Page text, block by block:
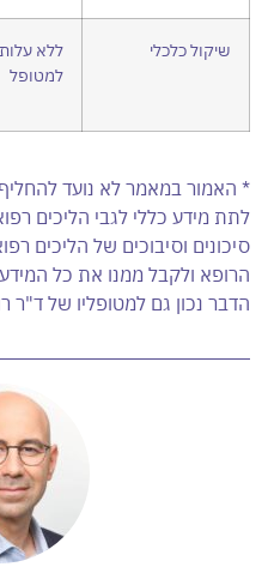
שיקול כלכלי
ללא
למטופל
* האמור במאמר לא נועד
לתת מידע כללי לגבי הליכים
סיכונים וסיבוכים של הליכים
הרופא ולקבל ממנו את כל
הדבר נכון גם למטופליו של ד"ר